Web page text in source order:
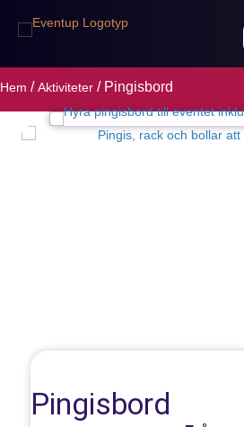
Hem /Aktiviteter / Pingisbord
Pingisbord